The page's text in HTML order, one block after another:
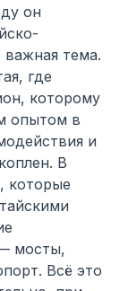
он
тема.
где
которому
опытом в
и
В
которые
мосты,
Всё это